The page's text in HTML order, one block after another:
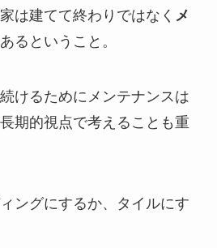
は建てて終わりではなく メ
るということ。
けるためにメンテナンスは
期的視点で考えることも重
ングにするか、タイルにす